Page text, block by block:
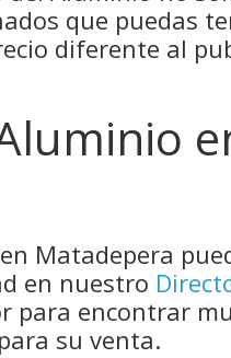
que puedas
diferente al
Matadepera
en nuestro
para encontrar
su venta.